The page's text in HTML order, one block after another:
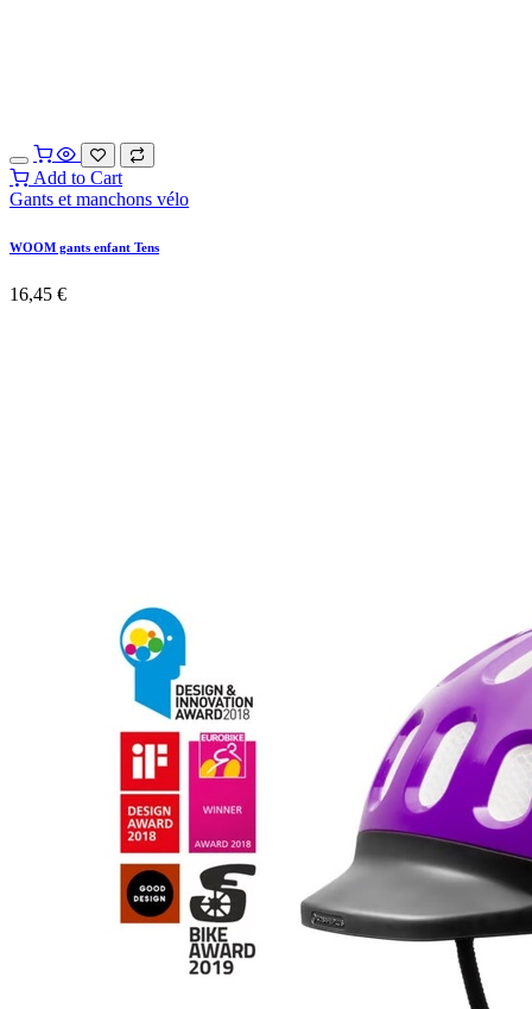
Add to Cart
Gants et manchons vélo
WOOM gants enfant Tens
16,45 €